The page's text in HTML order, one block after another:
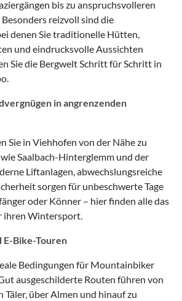
bis zu anspruchsvolleren
reizvoll sind die
denen Sie traditionelle Hütten,
und eindrucksvolle Aussichten
Sie die Bergwelt Schritt für Schritt in
in angrenzenden
Sie in Viehhofen von der Nähe zu
Saalbach-Hinterglemm und der
Liftanlagen, abwechslungsreiche
sorgen für unbeschwerte Tage
oder Könner – hier finden alle das
ihren Wintersport.
Bike-Touren
Bedingungen für Mountainbiker
ausgeschilderte Routen führen von
Täler, über Almen und hinauf zu